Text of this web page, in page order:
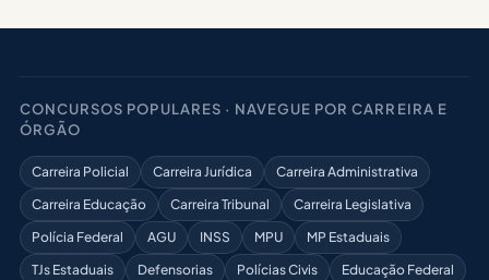
CONCURSOS POPULARES · NAVEGUE POR CARREIRA E
ÓRGÃO
Carreira Policial Carreira Jurídica
Carreira Administrativa
Carreira Educação
Carreira Tribunal
Carreira Legislativa
Polícia Federal
AGU INSS MPU
MP Estaduais
TJs Estaduais
Defensorias Polícias Civis
Educação Federal